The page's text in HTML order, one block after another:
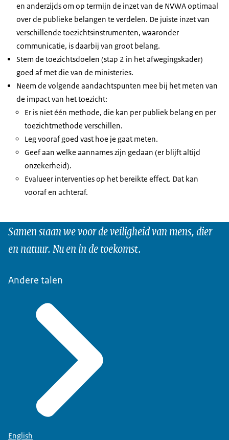
en anderzijds om op termijn de inzet van de NVWA optimaal
over de publieke belangen te verdelen. De juiste inzet van
verschillende toezichtsinstrumenten, waaronder
communicatie, is daarbij van groot belang.
Stem de toezichtsdoelen (stap 2 in het afwegingskader)
goed af met die van de ministeries.
Neem de volgende aandachtspunten mee bij het meten van
de impact van het toezicht:
Er is niet één methode, die kan per publiek belang en per
toezichtmethode verschillen.
Leg vooraf goed vast hoe je gaat meten.
Geef aan welke aannames zijn gedaan (er blijft altijd
onzekerheid).
Evalueer interventies op het bereikte effect. Dat kan
vooraf en achteraf.
Samen staan we voor de veiligheid van mens, dier
en natuur. Nu en in de toekomst.
Andere talen
English